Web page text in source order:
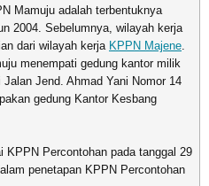
Mamuju adalah terbentuknya
2004. Sebelumnya, wilayah kerja
dari wilayah kerja KPPN Majene.
menempati gedung kantor milik
Jend. Ahmad Yani Nomor 14
gedung Kantor Kesbang
KPPN Percontohan pada tanggal 29
penetapan KPPN Percontohan